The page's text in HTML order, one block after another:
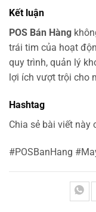
Kết luận
POS Bán Hàng
trái tim của hoạt
quy trình, quản lý
lợi ích vượt trội cho
Hashtag
Chia sẻ bài viết này
#POSBanHang